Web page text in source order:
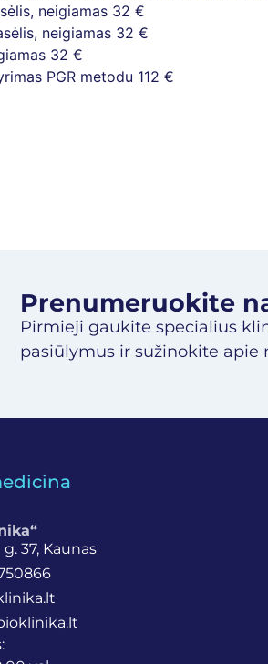
neigiamas 32 €
neigiamas 32 €
32 €
PGR metodu 112 €
Prenumeruokite
Pirmieji gaukite specialius
pasiūlymus ir sužinokite apie
37, Kaunas